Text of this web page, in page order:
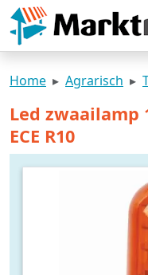
Home Agrarisch
Led zwaailamp
ECE R10